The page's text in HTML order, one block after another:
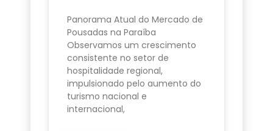
Panorama Atual do Mercado de
Pousadas na Paraíba
Observamos um crescimento
consistente no setor de
hospitalidade regional,
impulsionado pelo aumento do
turismo nacional e
internacional,